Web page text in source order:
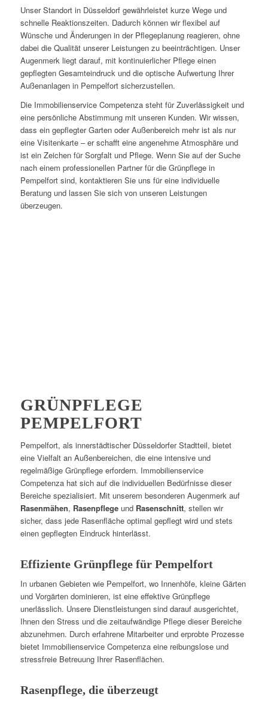
Unser Standort in Düsseldorf gewährleistet kurze Wege und
schnelle Reaktionszeiten. Dadurch können wir flexibel auf
Wünsche und Änderungen in der Pflegeplanung reagieren, ohne
dabei die Qualität unserer Leistungen zu beeinträchtigen. Unser
Augenmerk liegt darauf, mit kontinuierlicher Pflege einen
gepflegten Gesamteindruck und die optische Aufwertung Ihrer
Außenanlagen in Pempelfort sicherzustellen.
Die Immobilienservice Competenza steht für Zuverlässigkeit und
eine persönliche Abstimmung mit unseren Kunden. Wir wissen,
dass ein gepflegter Garten oder Außenbereich mehr ist als nur
eine Visitenkarte – er schafft eine angenehme Atmosphäre und
ist ein Zeichen für Sorgfalt und Pflege. Wenn Sie auf der Suche
nach einem professionellen Partner für die Grünpflege in
Pempelfort sind, kontaktieren Sie uns für eine individuelle
Beratung und lassen Sie sich von unseren Leistungen
überzeugen.
GRÜNPFLEGE
PEMPELFORT
Pempelfort, als innerstädtischer Düsseldorfer Stadtteil, bietet
eine Vielfalt an Außenbereichen, die eine intensive und
regelmäßige Grünpflege erfordern. Immobilienservice
Competenza hat sich auf die individuellen Bedürfnisse dieser
Bereiche spezialisiert. Mit unserem besonderen Augenmerk auf
Rasenmähen, Rasenpflegeund Rasenschnitt, stellen wir
sicher, dass jede Rasenfläche optimal gepflegt wird und stets
einen gepflegten Eindruck hinterlässt.
Effiziente Grünpflege für Pempelfort
In urbanen Gebieten wie Pempelfort, wo Innenhöfe, kleine Gärten
und Vorgärten dominieren, ist eine effektive Grünpflege
unerlässlich. Unsere Dienstleistungen sind darauf ausgerichtet,
Ihnen den Stress und die zeitaufwändige Pflege dieser Bereiche
abzunehmen. Durch erfahrene Mitarbeiter und erprobte Prozesse
bietet Immobilienservice Competenza eine reibungslose und
stressfreie Betreuung Ihrer Rasenflächen.
Rasenpflege, die überzeugt